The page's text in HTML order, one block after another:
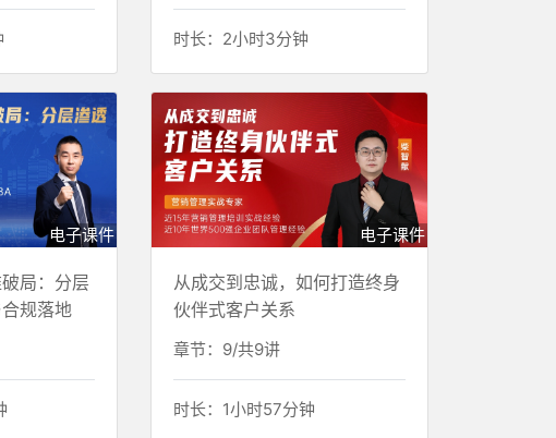
时长：2小时3分钟
电子课件
局：分层
规落地
电子课件
从成交到忠诚，如何打造终身
伙伴式客户关系
章节：9/共9讲
时长：1小时57分钟